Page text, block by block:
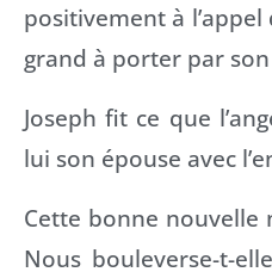
positivement à
grand à porter par
Joseph fit ce que
lui son épouse avec
Cette bonne nouvelle
Nous bouleverse-t-